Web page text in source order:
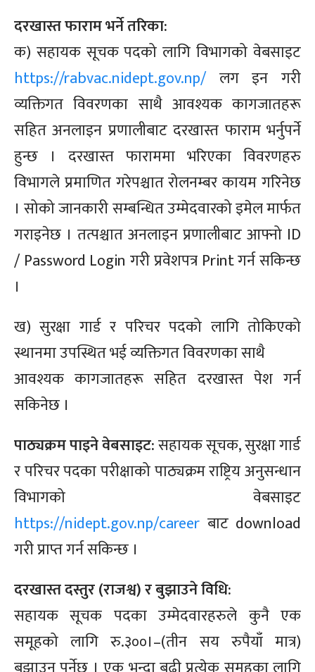
दरखास्त फाराम भर्ने तरिका:
क) सहायक सूचक पदको लागि विभागको वेबसाइट
https://rabvac.nidept.gov.np/लग इन गरी
व्यक्तिगत विवरणका साथै आवश्यक कागजातहरू
सहित अनलाइन प्रणालीबाट दरखास्त फाराम भर्नुपर्ने
हुन्छ । दरखास्त फाराममा भरिएका विवरणहरु
विभागले प्रमाणितगरेपश्चातरोलनम्बर कायम गरिनेछ
। सोको जानकारी सम्बन्धित उम्मेदवारको इमेल मार्फत
गराइनेछ । तत्पश्चात अनलाइन प्रणालीबाट आफ्नो ID
/Password Login गरी प्रवेशपत्र Printगर्न सकिन्छ
।
ख) सुरक्षा गार्ड र परिचर पदको लागि तोकिएको
स्थानमा उपस्थित भई व्यक्तिगत विवरणका साथै
आवश्यक कागजातहरू सहित दरखास्त पेश गर्न
सकिनेछ ।
पाठ्यक्रम पाइने वेबसाइट:सहायक सूचक, सुरक्षा गार्ड
र परिचर पदका परीक्षाको पाठ्यक्रम राष्ट्रिय अनुसन्धान
विभागको वेबसाइट
https://nidept.gov.np/career बाट download
गरी प्राप्त गर्न सकिन्छ ।
दरखास्त दस्तुर(राजश्व)र बुझाउने विधि:
सहायक सूचक पदकाउम्मेदवारहरुले कुनै एक
समूहको लागिरु.३००।–(तीन सय रुपैयाँमात्र)